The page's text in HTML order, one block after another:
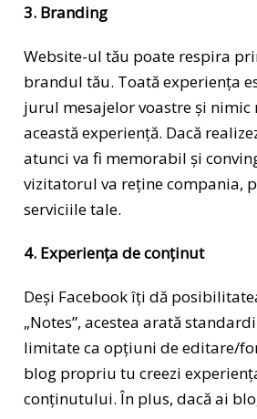
3. Branding
Website-ul tău poate respira
brandul tău. Toată experiența
jurul mesajelor voastre și
această experiență. Dacă
atunci va fi memorabil și
vizitatorul va reține compania,
serviciile tale.
4. Experiența de conținut
Deși Facebook îți dă
„Notes”, acestea arată
limitate ca opțiuni de editare/
blog propriu tu creezi
conținutului. În plus, dacă ai